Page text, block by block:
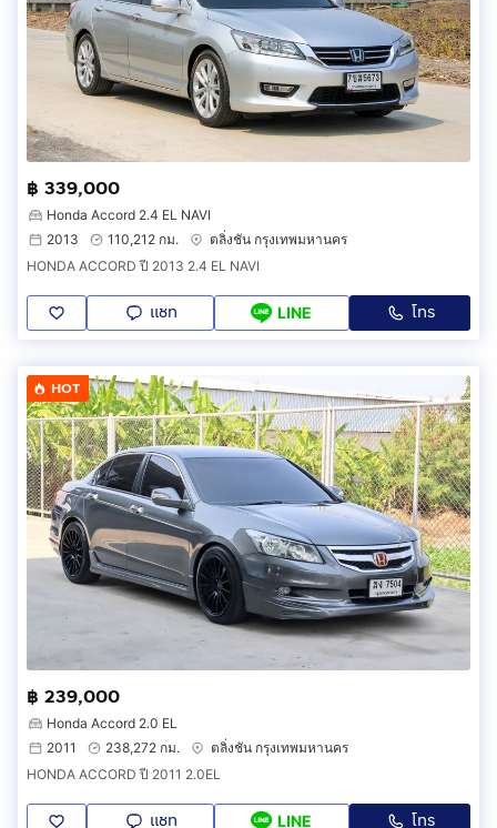
฿ 339,000
Honda Accord 2.4 EL NAVI
2013
110,212 กม.
ตลิ่งชัน กรุงเทพมหานคร
HONDA ACCORD ปี 2013 2.4 EL NAVI
แชท LINE โทร
HOT
฿ 239,000
Honda Accord 2.0 EL
2011
238,272 กม.
ตลิ่งชัน กรุงเทพมหานคร
HONDA ACCORD ปี 2011 2.0EL
แชท LINE โทร